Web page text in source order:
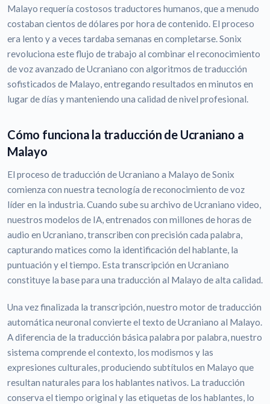
Malayo requería costosos traductores humanos, que a menudo
costaban cientos de dólares por hora de contenido. El proceso
era lento y a veces tardaba semanas en completarse. Sonix
revoluciona este flujo de trabajo al combinar el reconocimiento
de voz avanzado de Ucraniano con algoritmos de traducción
sofisticados de Malayo, entregando resultados en minutos en
lugar de días y manteniendo una calidad de nivel profesional.
Cómo funciona la traducción de Ucraniano a
Malayo
El proceso de traducción de Ucraniano a Malayo de Sonix
comienza con nuestra tecnología de reconocimiento de voz
líder en la industria. Cuando sube su archivo de Ucraniano video,
nuestros modelos de IA, entrenados con millones de horas de
audio en Ucraniano, transcriben con precisión cada palabra,
capturando matices como la identificación del hablante, la
puntuación y el tiempo. Esta transcripción en Ucraniano
constituye la base para una traducción al Malayo de alta calidad.
Una vez finalizada la transcripción, nuestro motor de traducción
automática neuronal convierte el texto de Ucraniano al Malayo.
A diferencia de la traducción básica palabra por palabra, nuestro
sistema comprende el contexto, los modismos y las
expresiones culturales, produciendo subtítulos en Malayo que
resultan naturales para los hablantes nativos. La traducción
conserva el tiempo original y las etiquetas de los hablantes, lo